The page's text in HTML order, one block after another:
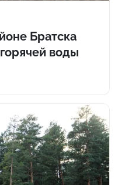
Братска
воды